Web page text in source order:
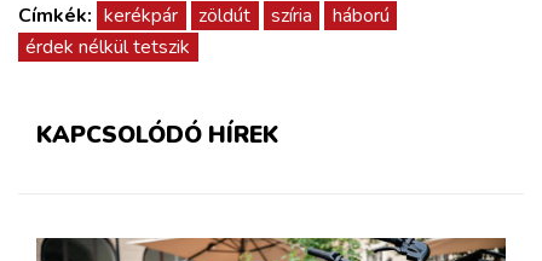
Címkék: kerékpár zöldút szíria
háború
érdek nélkül tetszik
KAPCSOLÓDÓ HÍREK